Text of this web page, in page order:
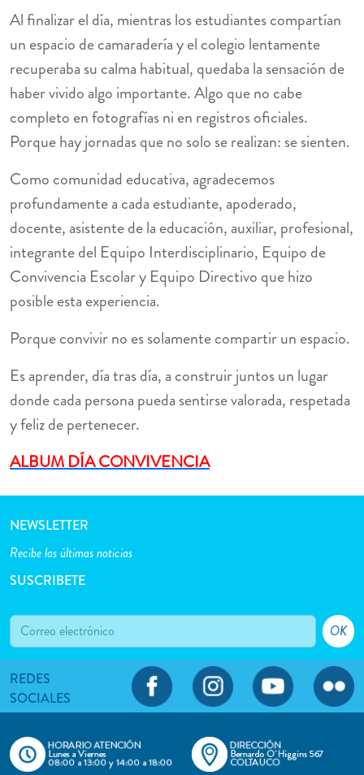
Al finalizar el día, mientras los estudiantes compartían
un espacio de camaradería y el colegio lentamente
recuperaba su calma habitual, quedaba la sensación de
haber vivido algo importante. Algo que no cabe
completo en fotografías ni en registros oficiales.
Porque hay jornadas que no solo se realizan: se sienten.
Como comunidad educativa, agradecemos
profundamente a cada estudiante, apoderado,
docente, asistente de la educación, auxiliar, profesional,
integrante del Equipo Interdisciplinario, Equipo de
Convivencia Escolar y Equipo Directivo que hizo
posible esta experiencia.
Porque convivir no es solamente compartir un espacio.
Es aprender, día tras día, a construir juntos un lugar
donde cada persona pueda sentirse valorada, respetada
y feliz de pertenecer.
ALBUM DÍA CONVIVENCIA
NEWSLETTER
Recibe las últimas noticias
SUSCRIBETE
OK
REDES
SOCIALES